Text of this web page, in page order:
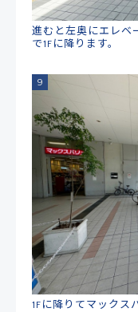
進むと左奥にエレベ
で1Fに降ります。
1Fに降りてマックス